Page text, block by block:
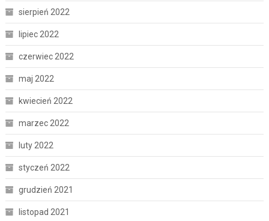
sierpień 2022
lipiec 2022
czerwiec 2022
maj 2022
kwiecień 2022
marzec 2022
luty 2022
styczeń 2022
grudzień 2021
listopad 2021